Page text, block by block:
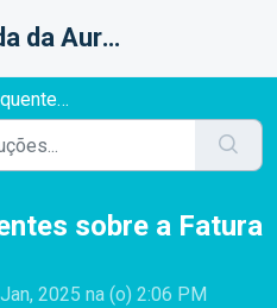
Central de Ajuda da Auryn Web To Print
da Auryn
sobre a Fatura
2025 na (o) 2:06 PM